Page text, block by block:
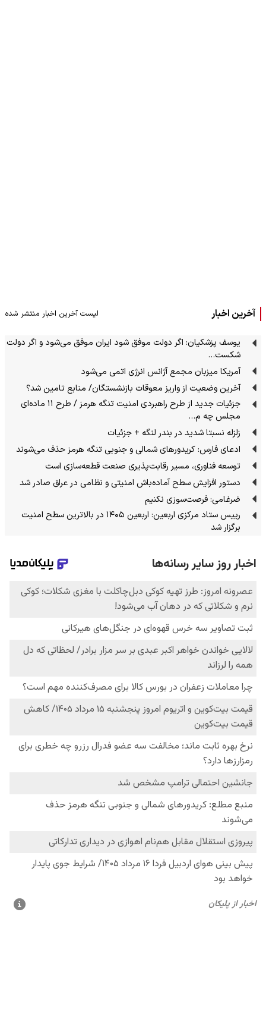
آخرین اخبار لیست آخرین اخبار منتشر شده
یوسف پزشکیان: اگر دولت موفق شود ایران موفق می‌شود و اگر دولت
شکست…
آمریکا میزبان مجمع آژانس انرژی اتمی می‌شود
آخرین وضعیت از واریز معوقات بازنشستگان/ منابع تامین شد؟
جزئیات جدید از طرح راهبردی امنیت تنگه هرمز / طرح ۱۱ ماده‌ای
مجلس چه م…
زلزله نسبتا شدید در بندر لنگه + جزئیات
ادعای فارس: کریدورهای شمالی و جنوبی تنگه هرمز حذف می‌شوند
توسعه فناوری، مسیر رقابت‌پذیری صنعت قطعه‌سازی است
دستور افزایش سطح آماده‌باش امنیتی و نظامی در عراق صادر شد
ضرغامی: فرصت‌سوزی نکنیم
رییس ستاد مرکزی اربعین: اربعین ۱۴۰۵ در بالاترین سطح امنیت
برگزار شد